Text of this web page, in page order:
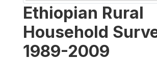
Ethiopian Rural
Household
1989-2009